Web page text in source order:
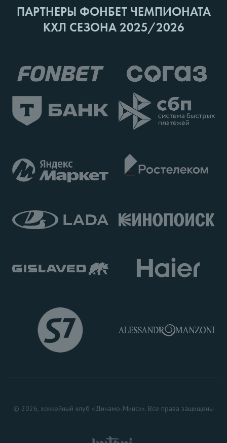
ПАРТНЕРЫ ФОНБЕТ ЧЕМПИОНАТА
КХЛ СЕЗОНА 2025/2026
© 2026, хоккейный клуб «Динамо-Минск». Все права защищены